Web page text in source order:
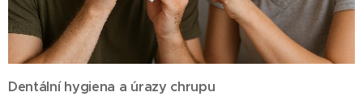
Dentální hygiena a úrazy chrupu